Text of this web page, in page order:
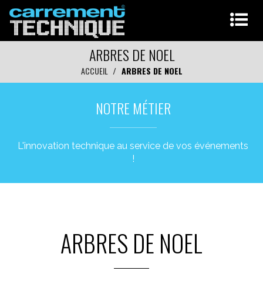
ARBRES DE NOEL
ACCUEIL ARBRES DE NOEL
NOTRE MÉTIER
L'innovation technique au service de vos événements
!
ARBRES DE NOEL